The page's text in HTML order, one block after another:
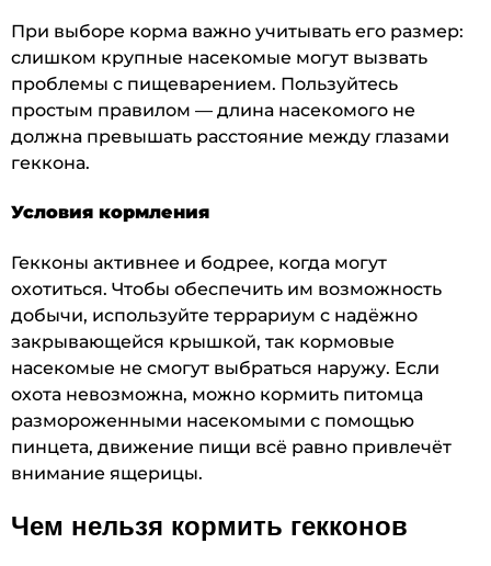
При выборе корма важно учитывать его размер:
слишком крупные насекомые могут вызвать
проблемы с пищеварением. Пользуйтесь
простым правилом — длина насекомого не
должна превышать расстояние между глазами
геккона.
Условия кормления
Гекконы активнее и бодрее, когда могут
охотиться. Чтобы обеспечить им возможность
добычи, используйте террариум с надёжно
закрывающейся крышкой, так кормовые
насекомые не смогут выбраться наружу. Если
охота невозможна, можно кормить питомца
размороженными насекомыми с помощью
пинцета, движение пищи всё равно привлечёт
внимание ящерицы.
Чем нельзя кормить гекконов